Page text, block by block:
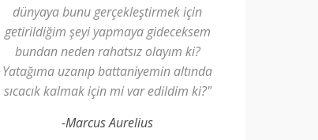
dünyaya bunu gerçekleştirmek için
getirildiğim şeyi yapmaya gideceksem
bundan neden rahatsız olayım ki?
Yatağıma uzanıp battaniyemin altında
sıcacık kalmak için mi var edildim ki?"
-Marcus Aurelius